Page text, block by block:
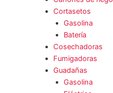
Cortasetos
Gasolina
Batería
Cosechadoras
Fumigadoras
Guadañas
Gasolina